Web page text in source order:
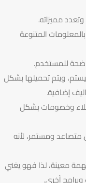
مميزاته.
بالمعلومات المتنوعة
للمستخدم.
ويتم تحميلها بشكل
إضافية.
وخصومات بشكل
ومستمر، لأنه
معينة، لذا فهو يغني
أخرى.